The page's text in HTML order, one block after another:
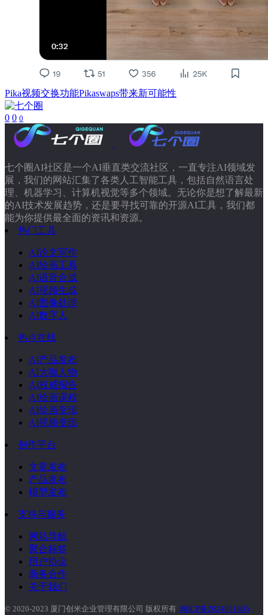
Pika视频交换功能Pikaswaps带来新可能性
0 0 0
七个圈AI社区是一个AI垂直类交流社区，一直专注AI领域发
展，我们的网站汇集了各类人工智能工具，包括自然语言处
理、机器学习、计算机视觉等多个领域。无论你是想了解最新
的AI技术发展趋势，还是要寻找可靠的开源AI工具，我们都
能为你提供最全面的资讯和资源。
热门工具
AI论文写作
AI绘画工具
AI语音合成
AI视频生成
AI图像处理
AI数字人
热点在线
AI产品发布
AI大咖人物
AI权威报告
AI绘画课程
AI绘画变现
AI视频变现
创作平台
文章发布
产品发布
模型发布
支持与服务
网站导航
聚合标签
用户协议
商务合作
关于我们
© 2020-2023 厦门创米企业管理有限公司 版权所有 闽ICP备2024031605